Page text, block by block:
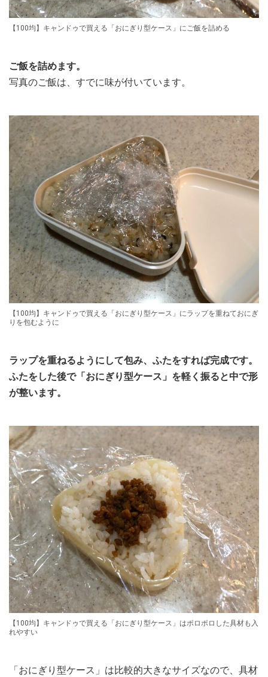
【100均】キャンドゥで買える「おにぎり型ケース」にご飯を詰める
ご飯を詰めます。
写真のご飯は、すでに味が付いています。
【100均】キャンドゥで買える「おにぎり型ケース」にラップを重ねておにぎ
りを包むように
ラップを重ねるようにして包み、ふたをすれば完成です。
ふたをした後で「おにぎり型ケース」を軽く振ると中で形
が整います。
【100均】キャンドゥで買える「おにぎり型ケース」はポロポロした具材も入
れやすい
「おにぎり型ケース」は比較的大きなサイズなので、具材